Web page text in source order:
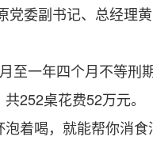
委副书记、总经理
一年四个月不等刑期
252桌花费52万元。
着喝，就能帮你消食